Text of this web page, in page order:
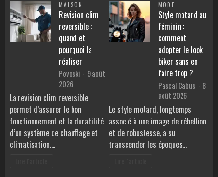
MAISON
Revision clim
reversible :
quand et
pourquoi la
réaliser
Povoski
9 août
2026
La revision clim reversible
permet d’assurer le bon
fonctionnement et la durabilité
d’un système de chauffage et
climatisation.…
MODE
Style motard au
féminin :
comment
adopter le look
biker sans en
faire trop ?
Pascal Cabus
8
août 2026
Le style motard, longtemps
associé à une image de rébellion
et de robustesse, a su
transcender les époques…